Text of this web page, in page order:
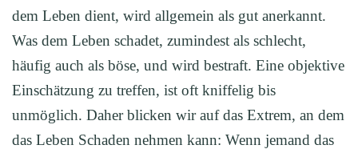
dem Leben dient, wird allgemein als gut anerkannt.
Was dem Leben schadet, zumindest als schlecht,
häufig auch als böse, und wird bestraft. Eine objektive
Einschätzung zu treffen, ist oft kniffelig bis
unmöglich. Daher blicken wir auf das Extrem, an dem
das Leben Schaden nehmen kann: Wenn jemand das